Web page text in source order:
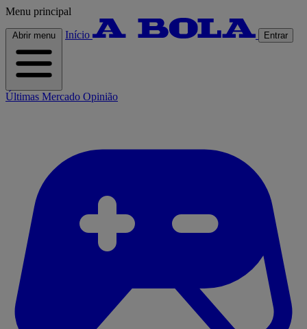
Menu principal
Abrir menu Início Entrar
Últimas Mercado Opinião